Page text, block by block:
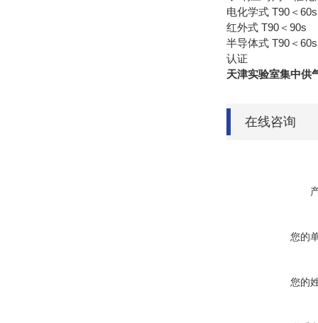
电化学式 T90＜60s
红外式 T90＜90s
半导体式 T90＜60s
认证
天津实验室集中供
在线咨询
您的
您的